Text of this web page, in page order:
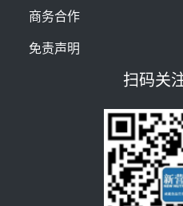
商务合作
免责声明
扫码关